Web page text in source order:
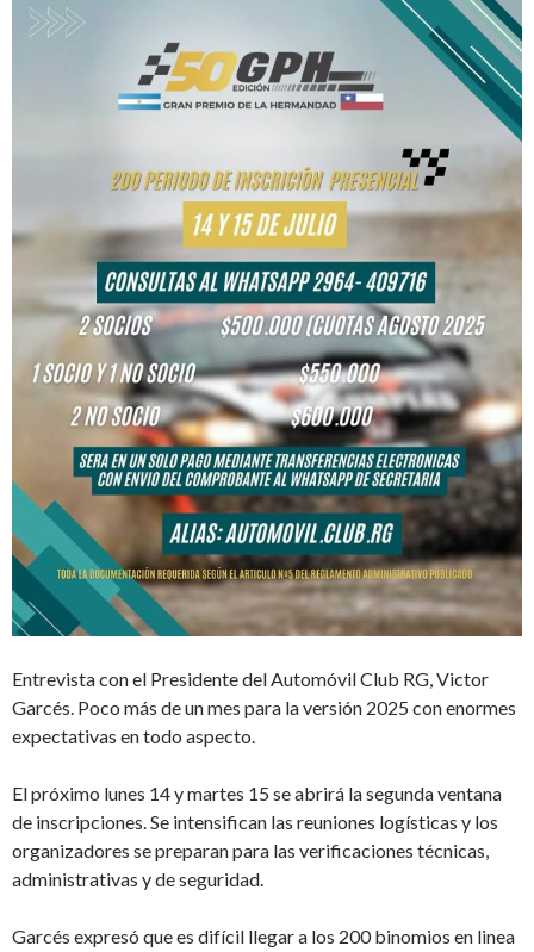
Entrevista con el Presidente del Automóvil Club RG, Victor
Garcés. Poco más de un mes para la versión 2025 con enormes
expectativas en todo aspecto.
El próximo lunes 14 y martes 15 se abrirá la segunda ventana
de inscripciones. Se intensifican las reuniones logísticas y los
organizadores se preparan para las verificaciones técnicas,
administrativas y de seguridad.
Garcés expresó que es difícil llegar a los 200 binomios en linea